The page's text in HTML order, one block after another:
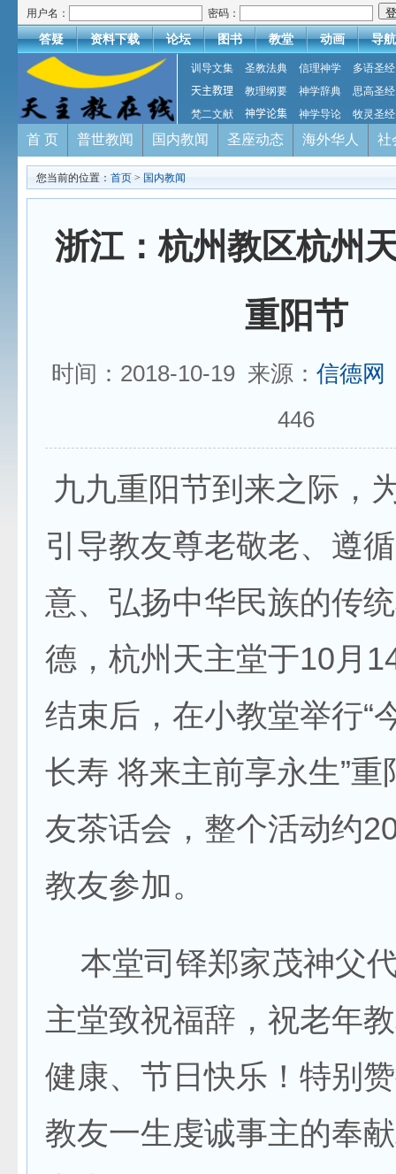
用户名： 密码：
答疑 资料下载 论坛 图书 教堂 动画 导航
训导文集 圣教法典 信理神学
多语圣经
天主教理
教理纲要 神学辞典
思高圣经
梵二文献
神学论集 神学导论 牧灵圣经
首 页 普世教闻 国内教闻 圣座动态 海外华人 社
您当前的位置： 首页 > 国内教闻
浙江：杭州教区杭州
重阳节
时间：2018-10-19 来源： 信德网
446
九九重阳节到来之际，
引导教友尊老敬老、遵
意、弘扬中华民族的传
德，杭州天主堂于10月
结束后，在小教堂举行“
长寿 将来主前享永生”重
友茶话会，整个活动约
教友参加。
本堂司铎郑家茂神父
主堂致祝福辞，祝老年
健康、节日快乐！特别
教友一生虔诚事主的奉